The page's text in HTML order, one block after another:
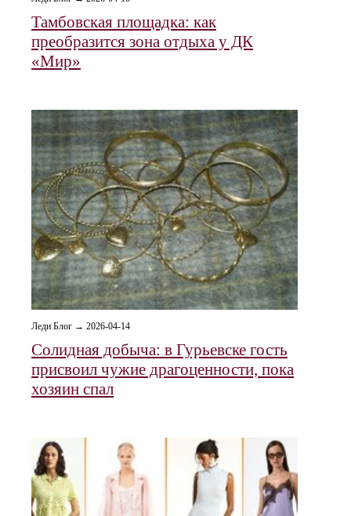
Тамбовская площадка: как
преобразится зона отдыха у ДК
«Мир»
Леди Блог → 2026-04-14
Солидная добыча: в Гурьевске гость
присвоил чужие драгоценности, пока
хозяин спал